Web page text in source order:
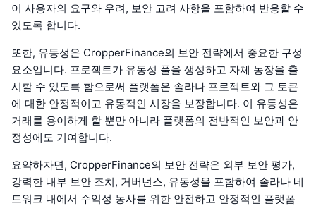
이 사용자의 요구와 우려, 보안 고려 사항을 포함하여 반응할 수
있도록 합니다.
또한, 유동성은 CropperFinance의 보안 전략에서 중요한 구성
요소입니다. 프로젝트가 유동성 풀을 생성하고 자체 농장을 출
시할 수 있도록 함으로써 플랫폼은 솔라나 프로젝트와 그 토큰
에 대한 안정적이고 유동적인 시장을 보장합니다. 이 유동성은
거래를 용이하게 할 뿐만 아니라 플랫폼의 전반적인 보안과 안
정성에도 기여합니다.
요약하자면, CropperFinance의 보안 전략은 외부 보안 평가,
강력한 내부 보안 조치, 거버넌스, 유동성을 포함하여 솔라나 네
트워크 내에서 수익성 농사를 위한 안전하고 안정적인 플랫폼